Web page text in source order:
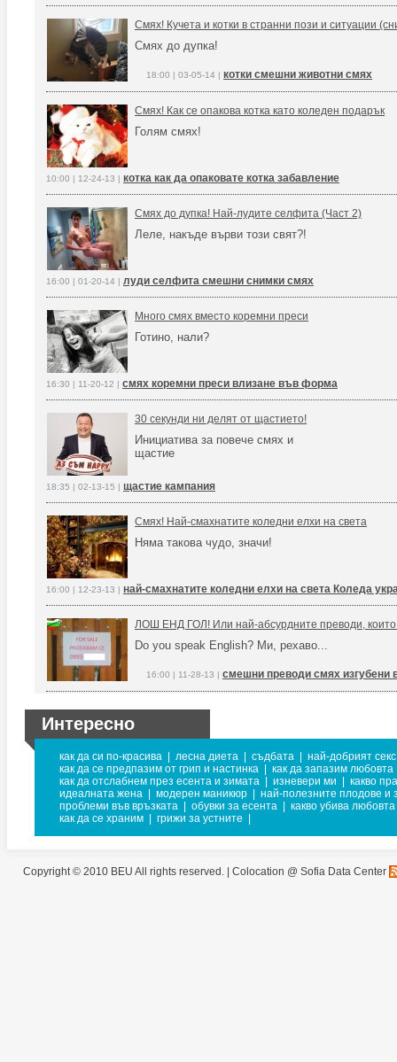
Смях! Кучета и котки в странни пози и ситуации
Смях до дупка!
18:00 | 03-05-14 | котки смешни животни смях
Смях! Как се опакова котка като коледен подарък
Голям смях!
10:00 | 12-24-13 | котка как да опаковате котка забавление
Смях до дупка! Най-лудите селфита (Част 2)
Леле, накъде върви този свят?!
16:00 | 01-20-14 | луди селфита смешни снимки смях
Много смях вместо коремни преси
Готино, нали?
16:30 | 11-20-12 | смях коремни преси влизане във форма
30 секунди ни делят от щастието!
Инициатива за повече смях и
щастие
18:35 | 02-13-15 | щастие кампания
Смях! Най-смахнатите коледни елхи на света
Няма такова чудо, значи!
16:00 | 12-23-13 | най-смахнатите коледни елхи на света Коледа
ЛОШ ЕНД ГОЛ! Или най-абсурдните преводи,
Do you speak English? Ми, рехаво...
16:00 | 11-28-13 | смешни преводи смях изгубени
Интересно
как да си по-красива лесна диета съдбата
най-добрият секс
как да се предпазим от грип и настинка
как да запазим любовта
как да отслабнем през есента и зимата
изневери ми
какво
идеалната жена
модерен маникюр
най-полезните плодове и
проблеми във връзката
обувки за есента
какво убива любовта
как да се храним
грижи за устните
Copyright © 2010 BEU All rights reserved. | Colocation @ Sofia Data Center